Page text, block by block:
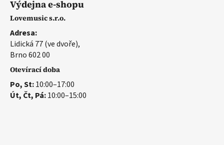
Výdejna e-shopu
Lovemusic s.r.o.
Adresa:
Lidická 77 (ve dvoře),
Brno 602 00
Otevírací doba
Po, St:10:00–17:00
Út, Čt, Pá:10:00–15:00